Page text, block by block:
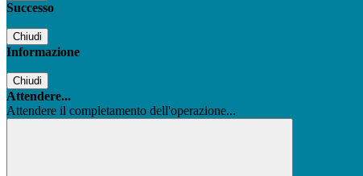
Successo
Chiudi
Informazione
Chiudi
Attendere...
Attendere il completamento dell'operazione...